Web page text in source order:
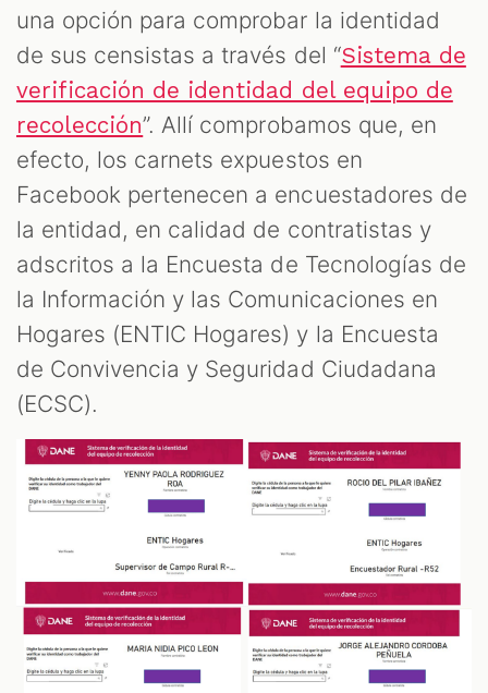
una opción para comprobar la identidad
de sus censistas a través del “Sistema de
verificación de identidad del equipo de
recolección”. Allí comprobamos que, en
efecto, los carnets expuestos en
Facebook pertenecen a encuestadores de
la entidad, en calidad de contratistas y
adscritos a la Encuesta de Tecnologías de
la Información y las Comunicaciones en
Hogares (ENTIC Hogares) y la Encuesta
de Convivencia y Seguridad Ciudadana
(ECSC).